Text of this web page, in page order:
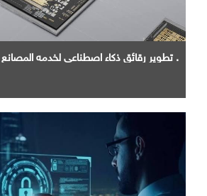
. تطوير رقائق ذكاء اصطناعي لخدمه المصانع